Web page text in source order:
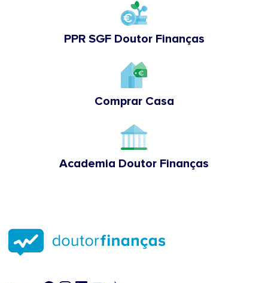
PPR SGF Doutor Finanças
Comprar Casa
Academia Doutor Finanças